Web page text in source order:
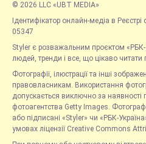
© 2026 LLC «UBT MEDIA»
Ідентифікатор онлайн-медіа в Реєстрі
05347
Styler є розважальним проєктом «РБК-
людей, тренди і все, що цікаво
Фотографії, ілюстрації та інші
правовласникам. Використання
допускається виключно за
фотоагентства Getty Images.
або підписані «Styler» чи «РБК-
умовах ліцензії Creative Commons